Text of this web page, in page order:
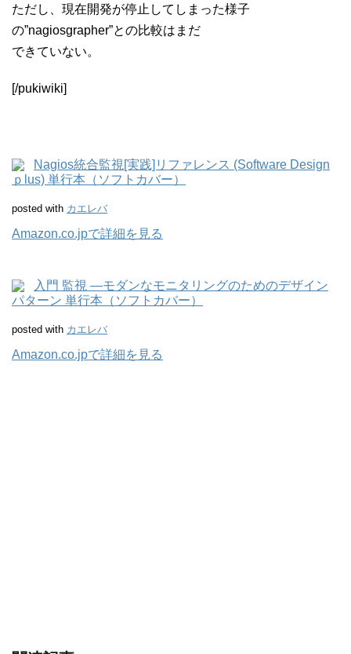
ただし、現在開発が停止してしまった様子
の”nagiosgrapher”との比較はまだ
できていない。
[/pukiwiki]
Nagios統合監視[実践]リファレンス (Software Design
ｐlus) 単行本（ソフトカバー）
posted with カエレバ
Amazon.co.jpで詳細を見る
入門 監視 ―モダンなモニタリングのためのデザイン
パターン 単行本（ソフトカバー）
posted with カエレバ
Amazon.co.jpで詳細を見る